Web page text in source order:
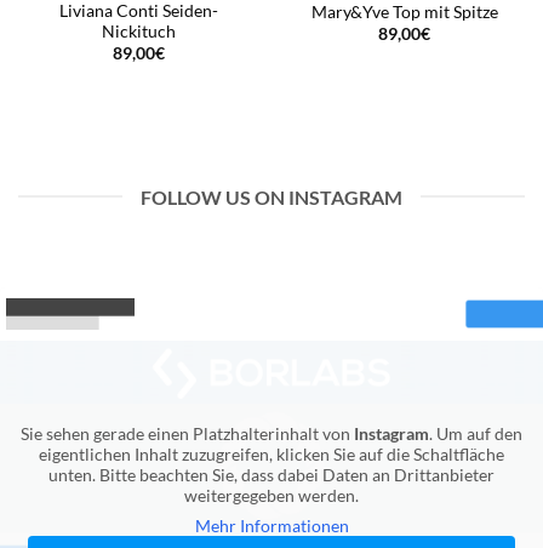
Liviana Conti Seiden-
Nickituch
89,00€
Mary&Yve Top mit Spitze
89,00€
FOLLOW US ON INSTAGRAM
Sie sehen gerade einen Platzhalterinhalt von Instagram. Um auf den
eigentlichen Inhalt zuzugreifen, klicken Sie auf die Schaltfläche
unten. Bitte beachten Sie, dass dabei Daten an Drittanbieter
weitergegeben werden.
Mehr Informationen